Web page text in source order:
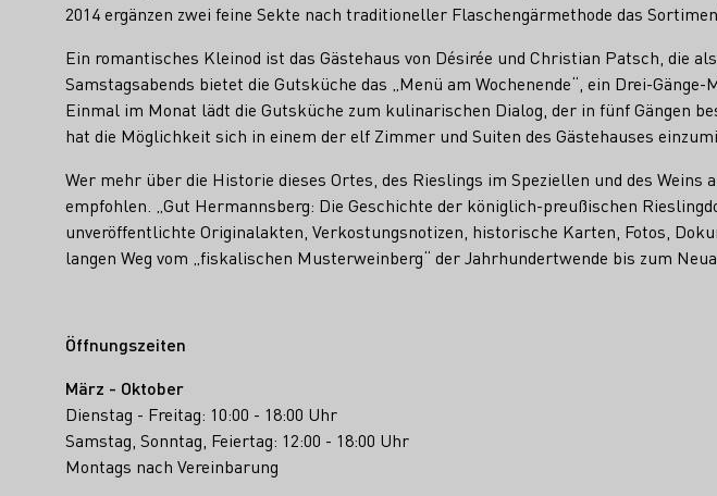
2014 ergänzen zwei feine Sekte nach traditioneller Flaschengärmethode das
Ein romantisches Kleinod ist das Gästehaus von Désirée und Christian Patsch, die
Samstagsabends bietet die Gutsküche das „Menü am Wochenende“, ein Drei-
Einmal im Monat lädt die Gutsküche zum kulinarischen Dialog, der in fünf Gängen
hat die Möglichkeit sich in einem der elf Zimmer und Suiten des Gästehauses
Wer mehr über die Historie dieses Ortes, des Rieslings im Speziellen und des
empfohlen. „Gut Hermannsberg: Die Geschichte der königlich-preußischen
unveröffentlichte Originalakten, Verkostungsnotizen, historische Karten, Fotos,
langen Weg vom „fiskalischen Musterweinberg“ der Jahrhundertwende bis zum
Öffnungszeiten
März - Oktober
Dienstag - Freitag: 10:00 - 18:00 Uhr
Samstag, Sonntag, Feiertag: 12:00 - 18:00 Uhr
Montags nach Vereinbarung